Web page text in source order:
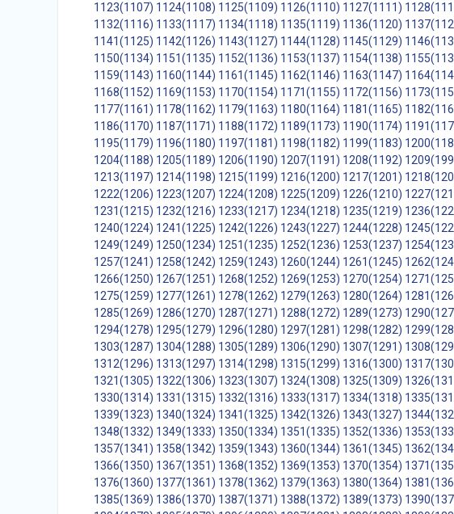
1123(1107) 1124(1108) 1125(1109) 1126(1110) 1127(1111)
1132(1116) 1133(1117) 1134(1118) 1135(1119) 1136(1120)
1141(1125) 1142(1126) 1143(1127) 1144(1128) 1145(1129)
1150(1134) 1151(1135) 1152(1136) 1153(1137) 1154(1138)
1159(1143) 1160(1144) 1161(1145) 1162(1146) 1163(1147)
1168(1152) 1169(1153) 1170(1154) 1171(1155) 1172(1156)
1177(1161) 1178(1162) 1179(1163) 1180(1164) 1181(1165)
1186(1170) 1187(1171) 1188(1172) 1189(1173) 1190(1174)
1195(1179) 1196(1180) 1197(1181) 1198(1182) 1199(1183)
1204(1188) 1205(1189) 1206(1190) 1207(1191) 1208(1192)
1213(1197) 1214(1198) 1215(1199) 1216(1200) 1217(1201)
1222(1206) 1223(1207) 1224(1208) 1225(1209) 1226(1210)
1231(1215) 1232(1216) 1233(1217) 1234(1218) 1235(1219)
1240(1224) 1241(1225) 1242(1226) 1243(1227) 1244(1228)
1249(1249) 1250(1234) 1251(1235) 1252(1236) 1253(1237)
1257(1241) 1258(1242) 1259(1243) 1260(1244) 1261(1245)
1266(1250) 1267(1251) 1268(1252) 1269(1253) 1270(1254)
1275(1259) 1277(1261) 1278(1262) 1279(1263) 1280(1264)
1285(1269) 1286(1270) 1287(1271) 1288(1272) 1289(1273)
1294(1278) 1295(1279) 1296(1280) 1297(1281) 1298(1282)
1303(1287) 1304(1288) 1305(1289) 1306(1290) 1307(1291)
1312(1296) 1313(1297) 1314(1298) 1315(1299) 1316(1300)
1321(1305) 1322(1306) 1323(1307) 1324(1308) 1325(1309)
1330(1314) 1331(1315) 1332(1316) 1333(1317) 1334(1318)
1339(1323) 1340(1324) 1341(1325) 1342(1326) 1343(1327)
1348(1332) 1349(1333) 1350(1334) 1351(1335) 1352(1336)
1357(1341) 1358(1342) 1359(1343) 1360(1344) 1361(1345)
1366(1350) 1367(1351) 1368(1352) 1369(1353) 1370(1354)
1376(1360) 1377(1361) 1378(1362) 1379(1363) 1380(1364)
1385(1369) 1386(1370) 1387(1371) 1388(1372) 1389(1373)